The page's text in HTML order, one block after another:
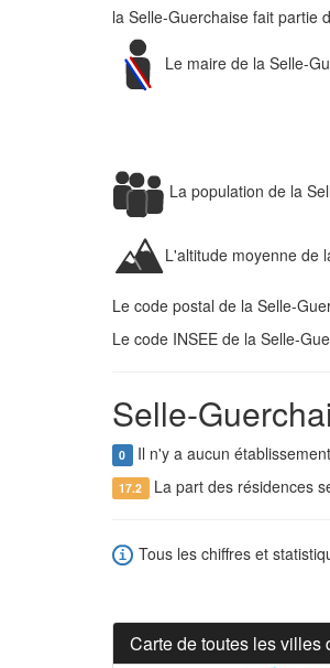
la Selle-Guerchaise fait partie
Le maire de la Selle-
La population de la
L'altitude moyenne de
Le code postal de la Selle-
Le code INSEE de la Selle-
Selle-
0 Il n'y a aucun
17.2 La part des résidences
Tous les chiffres et
Carte de toutes les villes